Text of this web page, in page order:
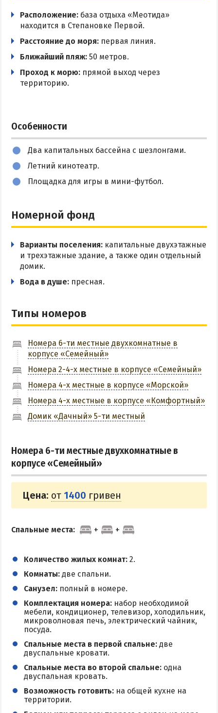
СТЕПАНОВКА ПЕРВАЯ
Пансионаты и базы отдыха Степановки-1
Веб-камеры в Степановке Первой онлайн
Цены в Степановке 2026
Веб-камеры Бердянска
Цены в Бердянске 2026
Питание в Бердянске
Развлечения в Бердянске
Проезд в Бердянск
ОТЕЛИ И БАЗЫ ОТДЫХА БЕРДЯНСКА
Слободка
Новопетровка
Цены в Приморске 2026
Все веб-камеры Приморска
Развлечения в Приморске
Проезд в Приморск
ОТЕЛИ И БАЗЫ ОТДЫХА ПРИМОРСКА
Ясная поляна
Набережное
ПРИМОРСКИЙ ПОСАД
Юрьевка
АЗОВСКОЕ МОРЕ
Все отели и базы отдыха на Азовском море
Цены 2026 по Азовскому морю в целом
Виндсерфинг на Азовском море
Отдых на Азовском море с детьми
Кинотеатр
Спортплощадка
Мангальная зона
Парковка
Расположение: база отдыха «Меотида»
находится в Степановке Первой.
Расстояние до моря: первая линия.
Ближайший пляж: 50 метров.
Проход к морю: прямой выход через
территорию.
Особенности
Два капитальных бассейна с шезлонгами.
Летний кинотеатр.
Площадка для игры в мини-футбол.
Номерной фонд
Варианты поселения: капитальные двухэтажные
и трехэтажные здание, а также один отдельный
домик.
Вода в душе: пресная.
Типы номеров
Номера 6-ти местные двухкомнатные в
корпусе «Семейный»
Номера 2-4-х местные в корпусе «Семейный»
Номера 4-х местные в корпусе «Морской»
Номера 4-х местные в корпусе «Комфортный»
Домик «Дачный» 5-ти местный
Номера 6-ти местные двухкомнатные в
корпусе «Семейный»
Цена: от 1400 гривен
Спальные места:
Количество жилых комнат: 2.
Комнаты: две спальни.
Санузел: полный в номере.
Комплектация номера: набор необходимой
мебели, кондиционер, телевизор, холодильник,
микроволновая печь, электрический чайник,
посуда.
Спальные места в первой спальне: две
двуспальные кровати.
Спальные места во второй спальне: одна
двуспальная кровать.
Возможность готовить: на общей кухне на
территории.